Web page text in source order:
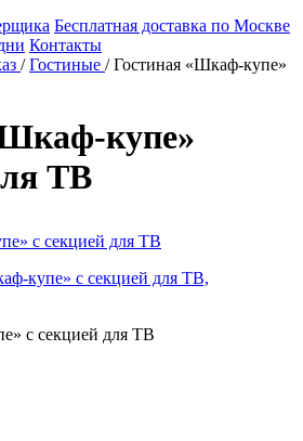
Бесплатная доставка по Москве
Контакты
/Гостиные /Гостиная «Шкаф-купе»
купе»
ТВ
с секцией для ТВ